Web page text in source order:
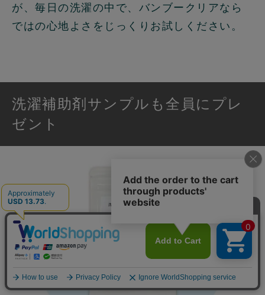
が、毎日の洗濯の中で、バンブークリアなら
ではの心地よさをじっくりお試しください。
洗濯補助剤サンプルも全員にプレ
ゼント